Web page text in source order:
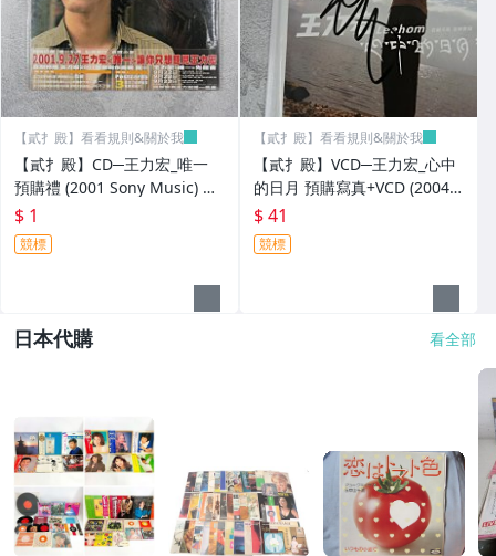
【貳扌殿】看看規則&關於我
【貳扌殿】CD─王力宏_唯一
預購禮 (2001 Sony Music) 附
$ 1
競標
【貳扌殿】看看規則&關於我
【貳扌殿】VCD─王力宏_心中
的日月 預購寫真+VCD (2004 S
ony Music) 附簽名、側標，外
$ 41
競標
日本代購 看全部